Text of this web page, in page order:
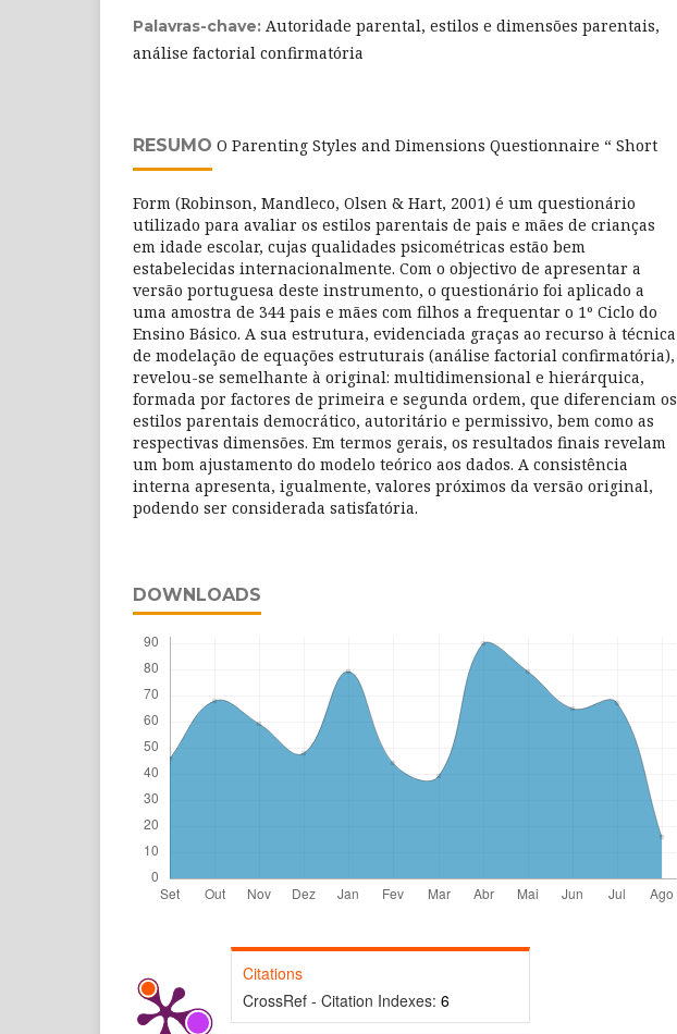
Palavras-chave: Autoridade parental, estilos e dimensões parentais,
análise factorial confirmatória
RESUMO O Parenting Styles and Dimensions Questionnaire “ Short
Form (Robinson, Mandleco, Olsen & Hart, 2001) é um questionário
utilizado para avaliar os estilos parentais de pais e mães de crianças
em idade escolar, cujas qualidades psicométricas estão bem
estabelecidas internacionalmente. Com o objectivo de apresentar a
versão portuguesa deste instrumento, o questionário foi aplicado a
uma amostra de 344 pais e mães com filhos a frequentar o 1º Ciclo do
Ensino Básico. A sua estrutura, evidenciada graças ao recurso à técnica
de modelação de equações estruturais (análise factorial confirmatória),
revelou-se semelhante à original: multidimensional e hierárquica,
formada por factores de primeira e segunda ordem, que diferenciam os
estilos parentais democrático, autoritário e permissivo, bem como as
respectivas dimensões. Em termos gerais, os resultados finais revelam
um bom ajustamento do modelo teórico aos dados. A consistência
interna apresenta, igualmente, valores próximos da versão original,
podendo ser considerada satisfatória.
DOWNLOADS
Citations
CrossRef - Citation Indexes: 6